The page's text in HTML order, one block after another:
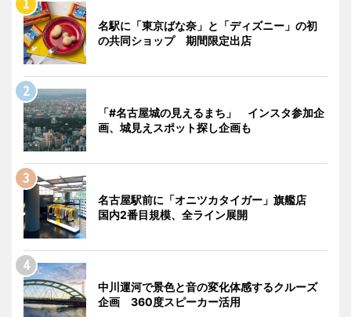
名駅に「東京ばな奈」と「ディズニー」の初
の共同ショップ 期間限定出店
「#名古屋城の見えるまち」 インスタ参加企
画、城見えスポット探し企画も
名古屋駅前に「オニツカタイガー」旗艦店
国内2番目規模、全ライン展開
中川運河で景色と音の変化体感するクルーズ
企画 360度スピーカー活用